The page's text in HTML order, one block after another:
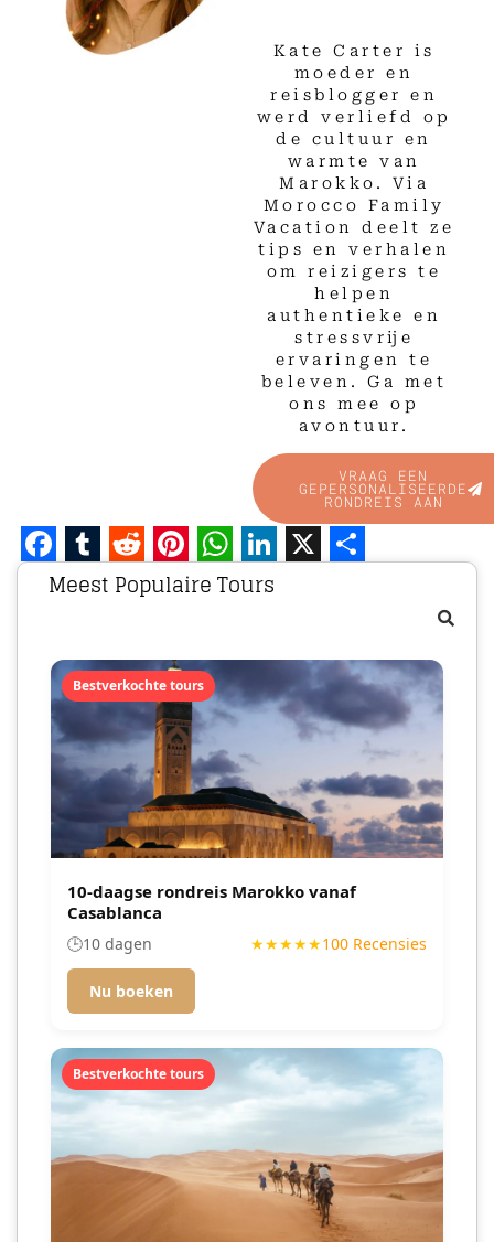
Kate Carter is
moeder en
reisblogger en
werd verliefd op
de cultuur en
warmte van
Marokko. Via
Morocco Family
Vacation deelt ze
tips en verhalen
om reizigers te
helpen
authentieke en
stressvrije
ervaringen te
beleven. Ga met
ons mee op
avontuur.
VRAAG EEN
GEPERSONALISEERDE
RONDREIS AAN
Facebook
Tumblr
Reddit
Pinterest
WhatsApp
LinkedIn
X Share
Meest Populaire Tours
Bestverkochte tours
10-daagse rondreis Marokko vanaf
Casablanca
🕒10 dagen 100 Recensies
★★★★★
Nu boeken
Bestverkochte tours